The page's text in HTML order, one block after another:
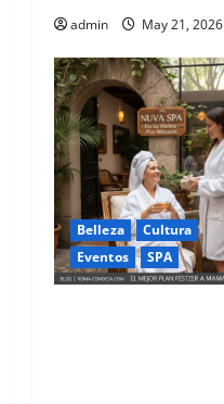
admin May 21, 2026
Belleza
Cultura
Eventos
SPA